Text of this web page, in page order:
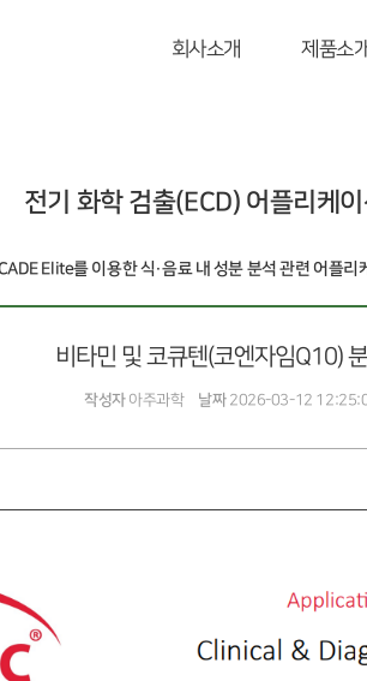
회사소개 제품소
전기 화학 검출(ECD) 어플리케
Elite를 이용한 식·음료 내 성분 분석 관련 어플리
비타민 및 코큐텐(코엔자임Q10)
작성자아주과학 날짜2026-03-12